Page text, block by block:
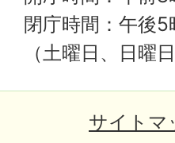
閉庁時間：午後5
（土曜日、日曜
サイトマ